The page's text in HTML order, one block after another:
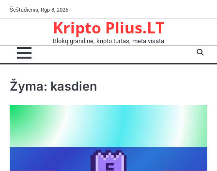
Skip
to
Šeštadienis, Rgp 8, 2026
Kripto Plius.LT
Blokų grandinė, kripto turtas, meta visata
Žyma: kasdien